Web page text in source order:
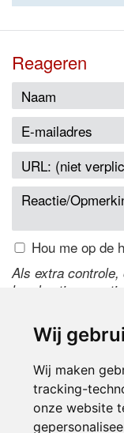
Wij
Wij maken
tracking-
onze website
Reageren
Hou me op de
Als extra
handmatige
de code te